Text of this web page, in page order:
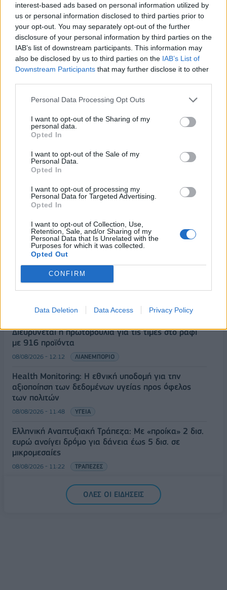
interest-based ads based on personal information utilized by
us or personal information disclosed to third parties prior to
your opt-out. You may separately opt-out of the further
disclosure of your personal information by third parties on the
IAB’s list of downstream participants. This information may
also be disclosed by us to third parties on the IAB’s List of
Downstream Participants that may further disclose it to other
Personal Data Processing Opt Outs
I want to opt-out of the Sharing of my
personal data.
Opted In
I want to opt-out of the Sale of my
Personal Data.
Opted In
I want to opt-out of processing my
Personal Data for Targeted Advertising.
Opted In
I want to opt-out of Collection, Use,
Retention, Sale, and/or Sharing of my
Personal Data that Is Unrelated with the
Purposes for which it was collected.
Opted Out
CONFIRM
Data Deletion Data Access Privacy Policy
Κορυφώνεται η έξοδος του Αυγούστου – Πάνω από
56.000 επιβάτες αναχωρούν σήμερα από τα
λιμάνια της Αττικής
08/08/2026 - 14:30 ΕΛΛΑΔΑ
βροχές
Ειδικό Χωροταξικό για τον Τουρισμό: Οι νέοι
πίεση
08/08/2026 - 13:21
Υπουργείο Εργασίας: Ο “χάρτης” των πληρωμών
από τον e-ΕΦΚΑ και τη ΔΥΠΑ έως τις 14 Αυγούστου
Οι Hamilton Reserve Bank και SEE Capital
Hamilton Ltd. συνάπτουν συμφωνία υπηρεσιών
μάρκετινγκ
08/08/2026 - 13:44 ΕΠΙΧΕΙΡΗΣΕΙΣ
Χρηματιστήριο Αθηνών: Εβδομαδιαία άνοδος
08/08/2026 - 12:36 ΟΙΚΟΝΟΜΙΑ
Διευρύνεται η πρωτοβουλία για τις τιμές στο ράφι
με 916 προϊόντα
08/08/2026 - 12:12 ΛΙΑΝΕΜΠΟΡΙΟ
Health Monitoring: Η εθνική υποδομή για την
αξιοποίηση των δεδομένων υγείας προς όφελος
των πολιτών
08/08/2026 - 11:48 ΥΓΕΙΑ
Ελληνική Αναπτυξιακή Τράπεζα: Με «προίκα» 2 δισ.
ευρώ ανοίγει δρόμο για δάνεια έως 5 δισ. σε
μικρομεσαίες
08/08/2026 - 11:22 ΤΡΑΠΕΖΕΣ
5G παντού, 6G στον ορίζοντα: Πού βρίσκεται η
Ελλάδα στη μεγάλη τεχνολογική μετάβαση
ΟΛΕΣ ΟΙ ΕΙΔΗΣΕΙΣ